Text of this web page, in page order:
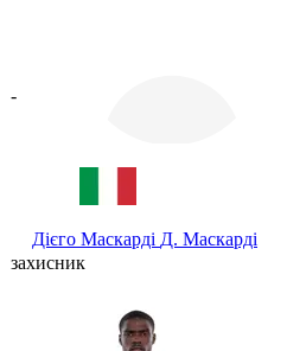
-
Дієго Маскарді Д. Маскарді
захисник